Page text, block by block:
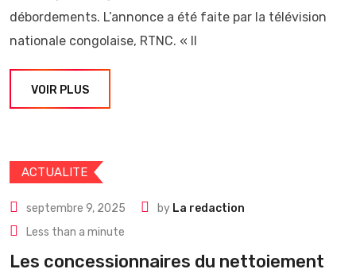
débordements. L’annonce a été faite par la télévision
nationale congolaise, RTNC. « Il
VOIR PLUS
ACTUALITE
septembre 9, 2025 by La redaction
Less than a minute
Les concessionnaires du nettoiement